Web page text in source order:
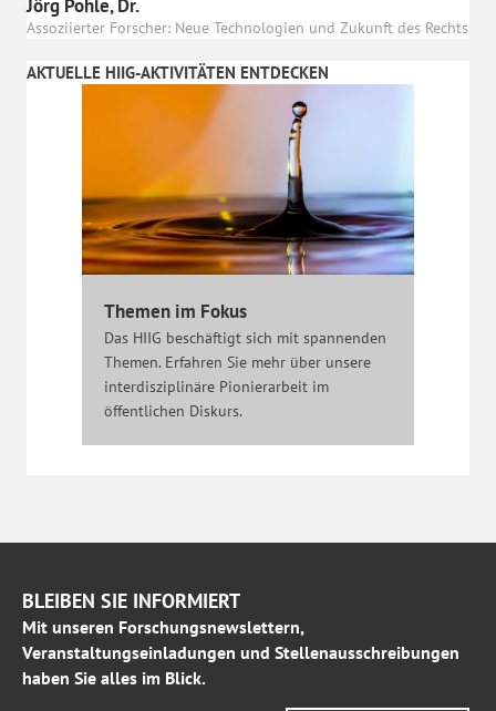
Jörg Pohle, Dr.
Assoziierter Forscher: Neue Technologien und Zukunft des Rechts
AKTUELLE HIIG-AKTIVITÄTEN ENTDECKEN
Themen im Fokus
Das HIIG beschäftigt sich mit spannenden
Themen. Erfahren Sie mehr über unsere
interdisziplinäre Pionierarbeit im
öffentlichen Diskurs.
BLEIBEN SIE INFORMIERT
Mit unseren Forschungsnewslettern,
Veranstaltungseinladungen und Stellenausschreibungen
haben Sie alles im Blick.